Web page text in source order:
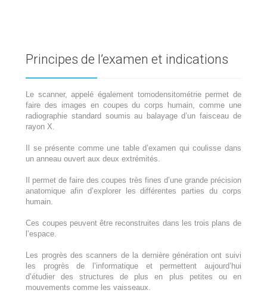
Principes de l’examen et indications
Le scanner, appelé également tomodensitométrie permet de
faire des images en coupes du corps humain, comme une
radiographie standard soumis au balayage d’un faisceau de
rayon X.
Il se présente comme une table d’examen qui coulisse dans
un anneau ouvert aux deux extrémités.
Il permet de faire des coupes très fines d’une grande précision
anatomique afin d’explorer les différentes parties du corps
humain.
Ces coupes peuvent être reconstruites dans les trois plans de
l’espace.
Les progrès des scanners de la dernière génération ont suivi
les progrès de l’informatique et permettent aujourd’hui
d’étudier des structures de plus en plus petites ou en
mouvements comme les vaisseaux.